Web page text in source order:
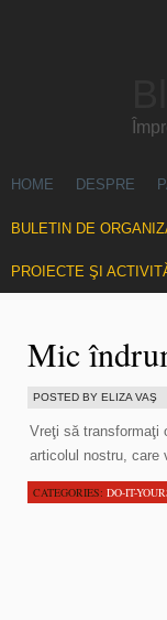
HOME DESPRE
BULETIN DE
PROIECTE ŞI
Mic
POSTED BY ELIZA VAŞ
Vreţi să transformaţi
articolul nostru, care
CATEGORIES: DO-IT-